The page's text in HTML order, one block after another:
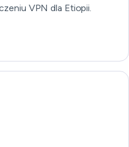
VPN dla Etiopii.